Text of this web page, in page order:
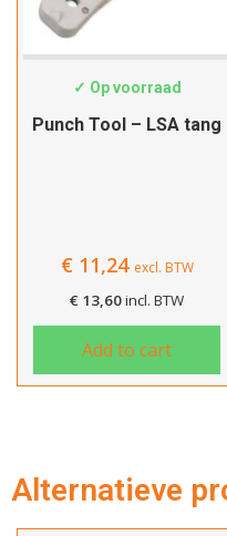
✓ Op voorraad
Punch Tool – LSA tang
€11,24 excl. BTW
€ 13,60incl. BTW
Add to cart
Alternatieve